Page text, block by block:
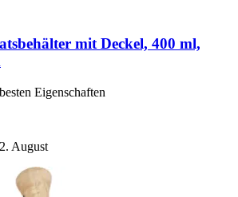
mit Deckel, 400 ml,
Eigenschaften
August